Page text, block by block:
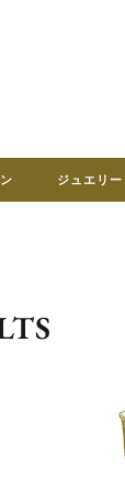
ジュエリー